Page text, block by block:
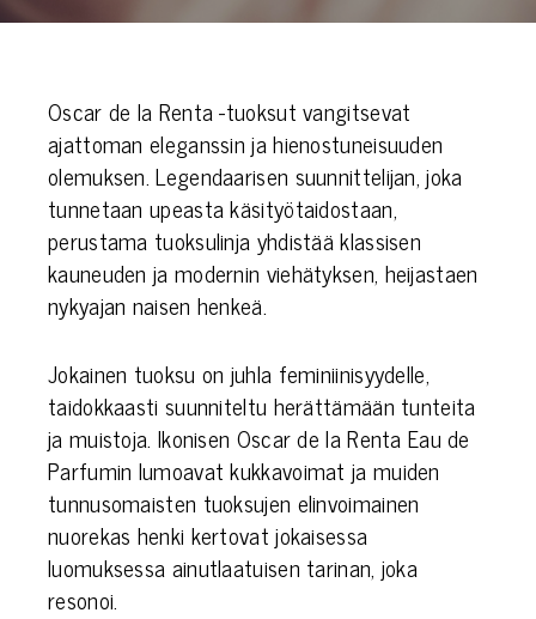
Oscar de la Renta -tuoksut vangitsevat
ajattoman eleganssin ja hienostuneisuuden
olemuksen. Legendaarisen suunnittelijan, joka
tunnetaan upeasta käsityötaidostaan,
perustama tuoksulinja yhdistää klassisen
kauneuden ja modernin viehätyksen, heijastaen
nykyajan naisen henkeä.
Jokainen tuoksu on juhla feminiinisyydelle,
taidokkaasti suunniteltu herättämään tunteita
ja muistoja. Ikonisen Oscar de la Renta Eau de
Parfumin lumoavat kukkavoimat ja muiden
tunnusomaisten tuoksujen elinvoimainen
nuorekas henki kertovat jokaisessa
luomuksessa ainutlaatuisen tarinan, joka
resonoi.